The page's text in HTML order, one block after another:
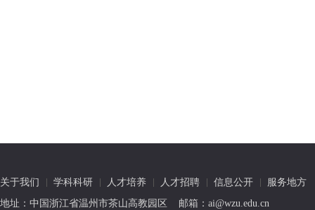
关于我们 学科科研 人才培养 人才招聘 信息公开
服务地方
地址：中国浙江省温州市茶山高教园区 邮箱：ai@wzu.edu.cn